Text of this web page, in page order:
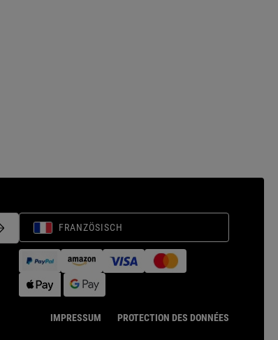
FRANZÖSISCH
IMPRESSUM PROTECTION DES DONNÉES